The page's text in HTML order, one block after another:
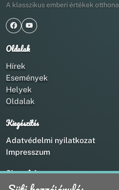
A klasszikus emberi értékek otthona
Oldalak
Hírek
Események
Helyek
Oldalak
Kiegészítés
Adatvédelmi nyilatkozat
Impresszum
Kapcsolat